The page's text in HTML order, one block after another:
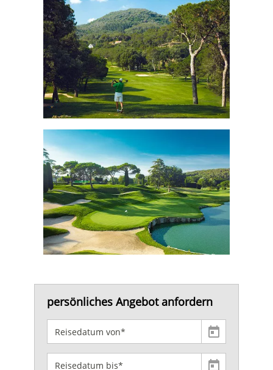
persönliches Angebot anfordern